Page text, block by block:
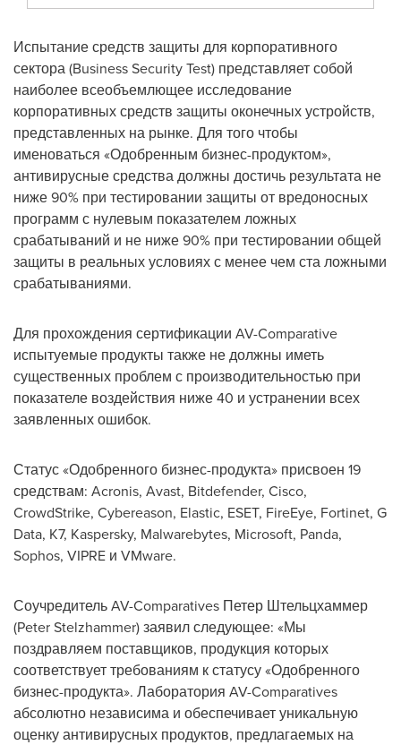
Испытание средств защиты для корпоративного
сектора (Business Security Test) представляет собой
наиболее всеобъемлющее исследование
корпоративных средств защиты оконечных устройств,
представленных на рынке. Для того чтобы
именоваться «Одобренным бизнес-продуктом»,
антивирусные средства должны достичь результата не
ниже 90% при тестировании защиты от вредоносных
программ с нулевым показателем ложных
срабатываний и не ниже 90% при тестировании общей
защиты в реальных условиях с менее чем ста ложными
срабатываниями.
Для прохождения сертификации AV-Comparative
испытуемые продукты также не должны иметь
существенных проблем с производительностью при
показателе воздействия ниже 40 и устранении всех
заявленных ошибок.
Статус «Одобренного бизнес-продукта» присвоен 19
средствам: Acronis, Avast, Bitdefender, Cisco,
CrowdStrike, Cybereason, Elastic, ESET, FireEye, Fortinet, G
Data, K7, Kaspersky, Malwarebytes, Microsoft, Panda,
Sophos, VIPRE и VMware.
Соучредитель AV-Comparatives Петер Штельцхаммер
(Peter Stelzhammer) заявил следующее: «Мы
поздравляем поставщиков, продукция которых
соответствует требованиям к статусу «Одобренного
бизнес-продукта». Лаборатория AV-Comparatives
абсолютно независима и обеспечивает уникальную
оценку антивирусных продуктов, предлагаемых на